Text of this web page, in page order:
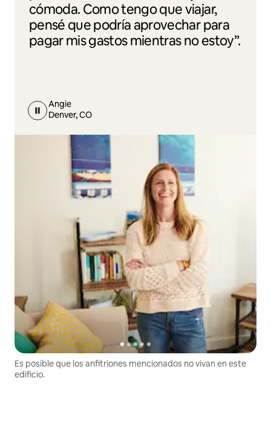
cómoda. Como tengo que viajar,
pensé que podría aprovechar para
pagar mis gastos mientras no estoy”.
Angie
Denver, CO
Es posible que los anfitriones mencionados no vivan en este
edificio.